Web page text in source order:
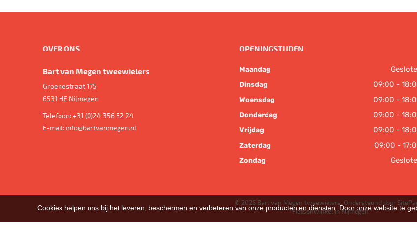
OVER ONS
Bart van Megen tweewielers
Groenestraat 175
6531 HE Nijmegen
Telefoon:+31 (0)24 356 52 24
E-mail: info@bartvanmegen.nl
OPENINGSTIJDEN
Maandag
Dinsdag 09:00 -
Woensdag 09:00 -
Donderdag 09:00 -
Vrijdag 09:00 -
Zaterdag 09:00 -
Zondag
© 2026 Bart van Megen tweewielers. Ondersteund door
Fietsenwinkel in Nijmegen
Cookies helpen ons bij het leveren, beschermen en verbeteren van onze producten en diensten. Door onze website te